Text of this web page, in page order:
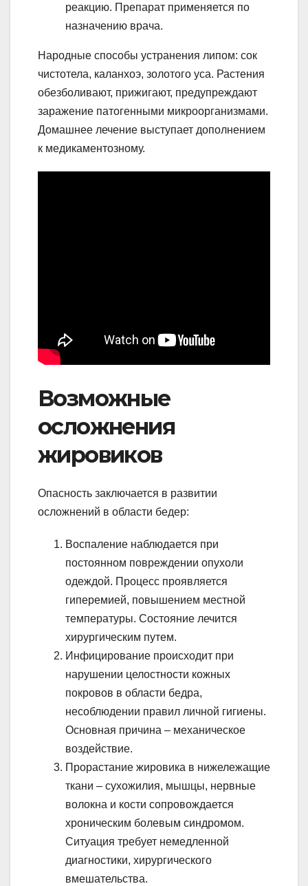
реакцию. Препарат применяется по
назначению врача.
Народные способы устранения липом: сок
чистотела, каланхоэ, золотого уса. Растения
обезболивают, прижигают, предупреждают
заражение патогенными микроорганизмами.
Домашнее лечение выступает дополнением
к медикаментозному.
Возможные
осложнения
жировиков
Опасность заключается в развитии
осложнений в области бедер:
Воспаление наблюдается при
постоянном повреждении опухоли
одеждой. Процесс проявляется
гиперемией, повышением местной
температуры. Состояние лечится
хирургическим путем.
Инфицирование происходит при
нарушении целостности кожных
покровов в области бедра,
несоблюдении правил личной гигиены.
Основная причина – механическое
воздействие.
Прорастание жировика в нижележащие
ткани – сухожилия, мышцы, нервные
волокна и кости сопровождается
хроническим болевым синдромом.
Ситуация требует немедленной
диагностики, хирургического
вмешательства.